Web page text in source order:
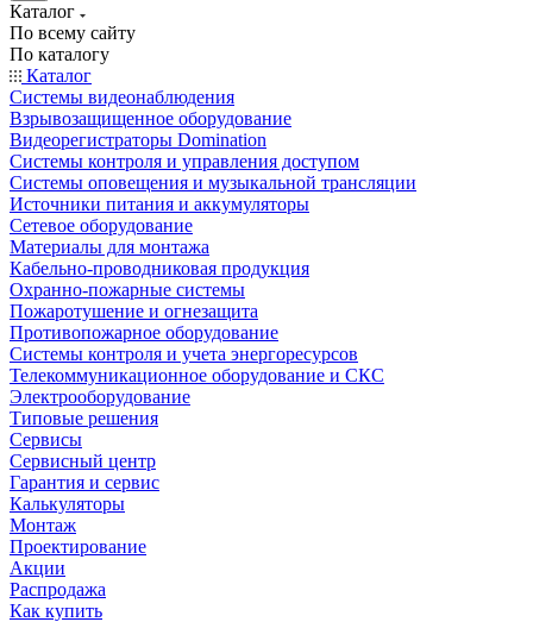
Каталог
По всему сайту
По каталогу
Каталог
Системы видеонаблюдения
Взрывозащищенное оборудование
Видеорегистраторы Domination
Системы контроля и управления доступом
Системы оповещения и музыкальной трансляции
Источники питания и аккумуляторы
Сетевое оборудование
Материалы для монтажа
Кабельно-проводниковая продукция
Охранно-пожарные системы
Пожаротушение и огнезащита
Противопожарное оборудование
Системы контроля и учета энергоресурсов
Телекоммуникационное оборудование и СКС
Электрооборудование
Типовые решения
Сервисы
Сервисный центр
Гарантия и сервис
Калькуляторы
Монтаж
Проектирование
Акции
Распродажа
Как купить